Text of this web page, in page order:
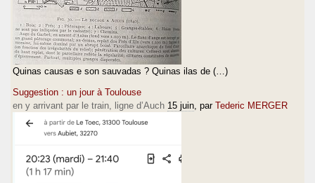
Quinas causas e son sauvadas ? Quinas ilas de (…)
Suggestion : un jour à Toulouse
en y arrivant par le train, ligne d’Auch 15 juin , par Tederic MERGER